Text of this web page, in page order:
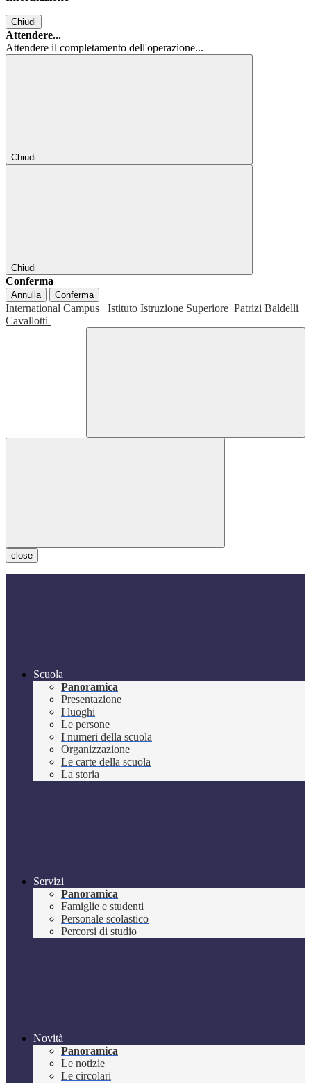
Chiudi
Attendere...
Attendere il completamento dell'operazione...
Chiudi
Chiudi
Conferma
Annulla Conferma
International Campus Istituto Istruzione Superiore Patrizi Baldelli
Cavallotti
close
Scuola
Panoramica
Presentazione
I luoghi
Le persone
I numeri della scuola
Organizzazione
Le carte della scuola
La storia
Servizi
Panoramica
Famiglie e studenti
Personale scolastico
Percorsi di studio
Novità
Panoramica
Le notizie
Le circolari